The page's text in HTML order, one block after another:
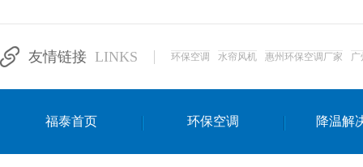
达州工业省电安装
友情链接 LINKS 环保空调 水帘风机 惠州环保空调厂家 广
福泰首页 环保空调 降温解